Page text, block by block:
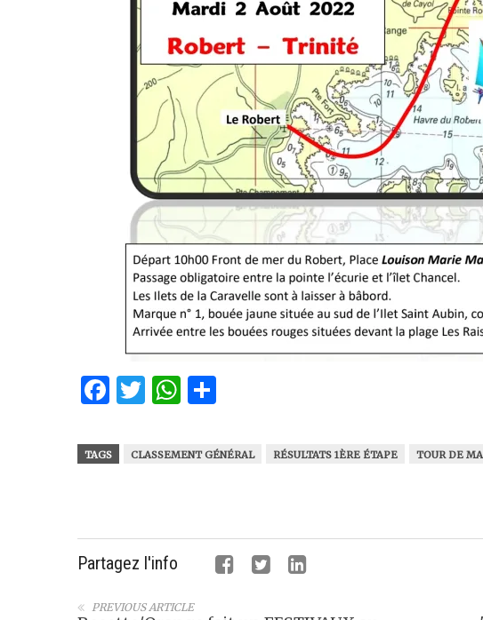
Facebook
Twitter
WhatsApp
TAGS CLASSEMENT GÉNÉRAL RÉSULTATS 1ÈRE ÉTAPE TOUR DE
Partagez l'info
PREVIOUS ARTICLE